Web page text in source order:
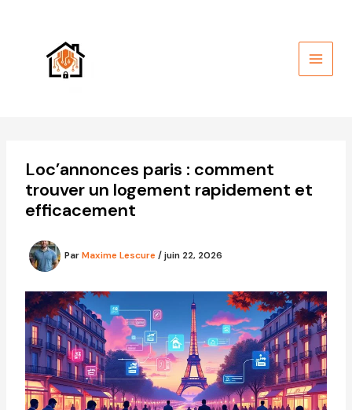
Loc’annonces paris : comment
trouver un logement rapidement et
efficacement
ParMaxime Lescure /juin 22, 2026